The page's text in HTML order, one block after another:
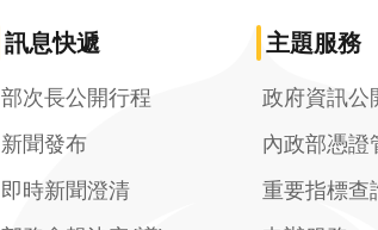
訊息快遞
部次長公開行程
新聞發布
即時新聞澄清
主題服務
政府資訊公
內政部憑證
重要指標查